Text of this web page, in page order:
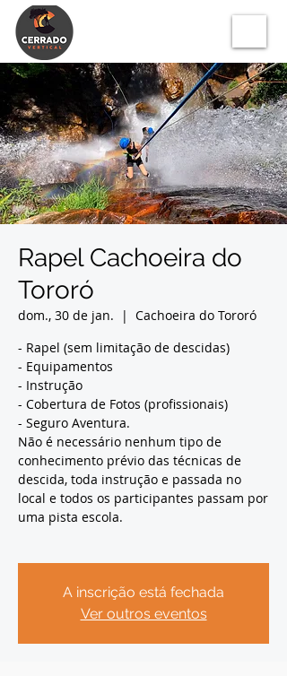
Rapel Cachoeira do
Tororó
dom., 30 de jan.
  |
Cachoeira do Tororó
- Rapel (sem limitação de descidas)
- Equipamentos
- Instrução
- Cobertura de Fotos (profissionais)
- Seguro Aventura.
Não é necessário nenhum tipo de
conhecimento prévio das técnicas de
descida, toda instrução e passada no
local e todos os participantes passam por
uma pista escola.
A inscrição está fechada
Ver outros eventos